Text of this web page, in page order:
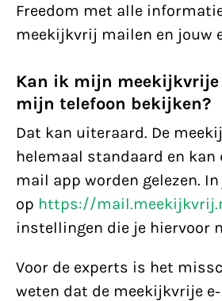
Freedom met alle
meekijkvrij mailen en jouw
Kan ik mijn meekijkvrije
mijn telefoon bekijken?
Dat kan uiteraard. De
helemaal standaard en kan
mail app worden gelezen.
op https://
instellingen die je hiervoor
Voor de experts is het
weten dat de meekijkvrije